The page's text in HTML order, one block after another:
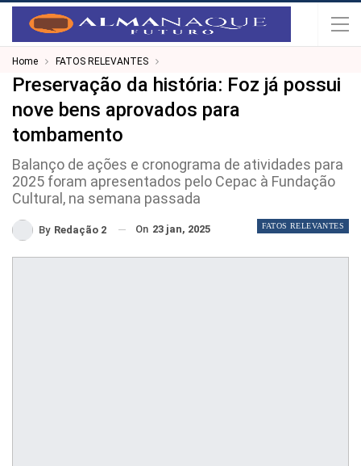
Home FATOS RELEVANTES
Preservação da história: Foz já possui
nove bens aprovados para
tombamento
Balanço de ações e cronograma de atividades para
2025 foram apresentados pelo Cepac à Fundação
Cultural, na semana passada
FATOS RELEVANTES
By Redação 2 On 23 jan, 2025